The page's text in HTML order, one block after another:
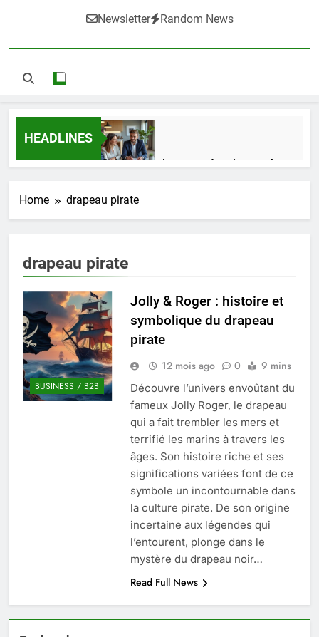
Newsletter Random News
HEADLINES
Guide complet pour réussir un achat
2 Semaines Ago
impact dans le domaine médical
4 Mois Ago
Quel est le salaire de Myriam Seurat en
2025 ?
4 Mois Ago
Okrami : comprendre ses
fonctionnalités clés et avantages
4 Mois Ago
Découvrez notre test d’orientation
gratuit spécialement conçu pour
collégiens et lycéens
4 Mois Ago
Liste complète des marques
rezoactif.com à connaître en 2025
4 Mois Ago
Home drapeau pirate
drapeau pirate
BUSINESS / B2B
Jolly & Roger : histoire et
symbolique du drapeau
pirate
12 mois ago 0 9 mins
Découvre l’univers envoûtant du
fameux Jolly Roger, le drapeau
qui a fait trembler les mers et
terrifié les marins à travers les
âges. Son histoire riche et ses
significations variées font de ce
symbole un incontournable dans
la culture pirate. De son origine
incertaine aux légendes qui
l’entourent, plonge dans le
mystère du drapeau noir…
Read Full News